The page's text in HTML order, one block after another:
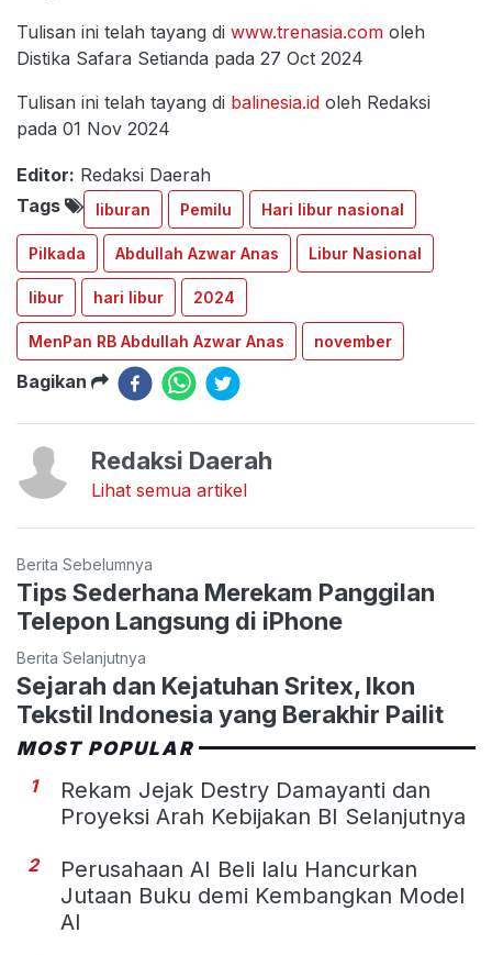
Tulisan ini telah tayang di www.trenasia.com oleh
Distika Safara Setianda pada 27 Oct 2024
Tulisan ini telah tayang di balinesia.id oleh Redaksi
pada 01 Nov 2024
Editor: Redaksi Daerah
Tags
liburan Pemilu Hari libur nasional
Pilkada Abdullah Azwar Anas Libur Nasional
libur hari libur 2024
MenPan RB Abdullah Azwar Anas november
Bagikan
Redaksi Daerah
Lihat semua artikel
Berita Sebelumnya
Tips Sederhana Merekam Panggilan
Telepon Langsung di iPhone
Berita Selanjutnya
Sejarah dan Kejatuhan Sritex, Ikon
Tekstil Indonesia yang Berakhir Pailit
MOST POPULAR
1
Rekam Jejak Destry Damayanti dan
Proyeksi Arah Kebijakan BI Selanjutnya
2
Perusahaan AI Beli lalu Hancurkan
Jutaan Buku demi Kembangkan Model
AI